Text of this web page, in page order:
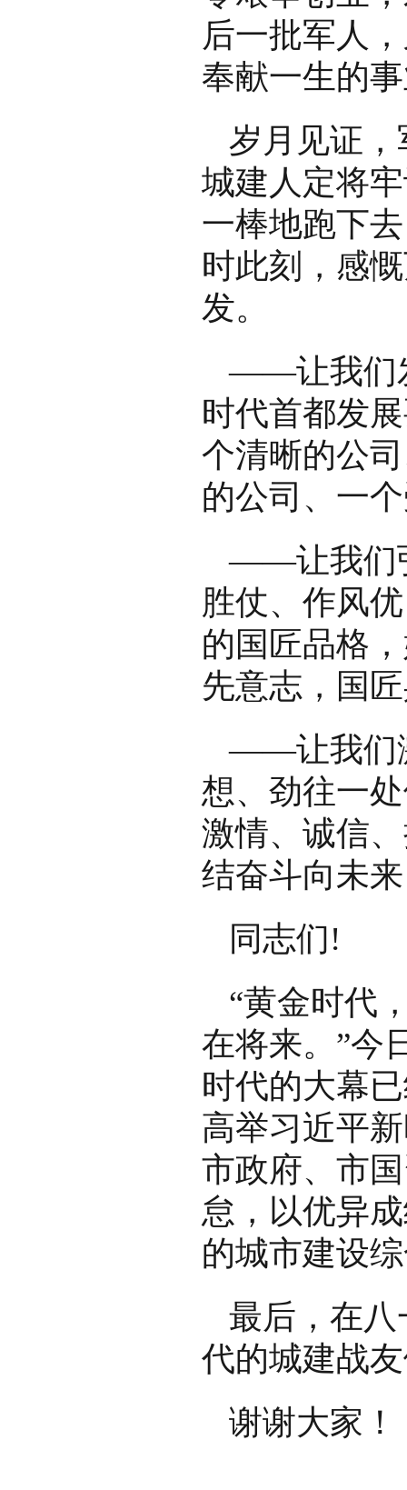
后一批军人
奉献一生的
岁月见证
城建人定将
一棒地跑下
时此刻，感
发。
——让我们
时代首都发
个清晰的公
的公司、一
——让我们
胜仗、作风
的国匠品格
先意志，国
——让我们
想、劲往一
激情、诚信
结奋斗向未
同志们!
“黄金时代
在将来。”今
时代的大幕
高举习近平
市政府、市
怠，以优异
的城市建设
最后，在
代的城建战
谢谢大家！